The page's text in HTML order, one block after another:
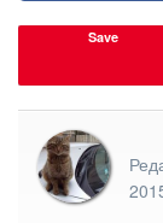
Save